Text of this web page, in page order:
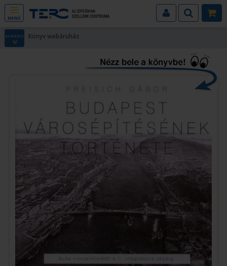
MENÜ
ALMENÜ Könyv webáruház